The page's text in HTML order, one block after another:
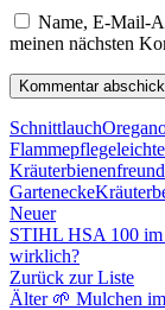
Name, E-Mail-
meinen nächsten
Schnittlauch
Flamme
Kräuter
Gartenecke
Neuer
STIHL HSA 100 im
wirklich?
Zurück zur Liste
Älter 🌱 Mulchen